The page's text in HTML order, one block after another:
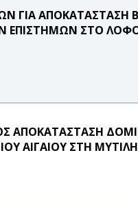
ΓΙΑ ΑΠΟΚΑΤΑΣΤΑΣΗ
ΕΠΙΣΤΗΜΩΝ ΣΤΟ ΛΟΦΟ
ΑΠΟΚΑΤΑΣΤΑΣΗ
ΑΙΓΑΙΟΥ ΣΤΗ